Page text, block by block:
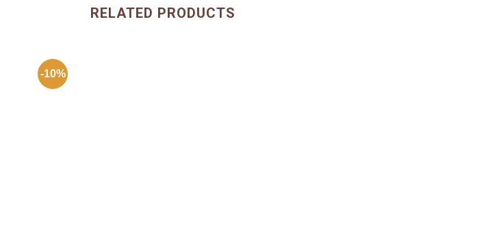
RELATED PRODUCTS
-10%